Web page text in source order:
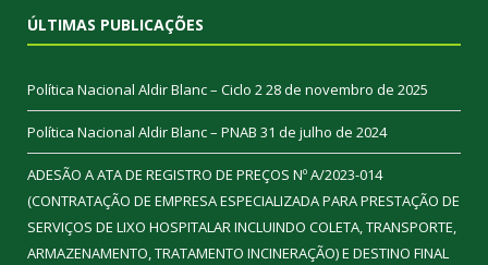
ÚLTIMAS PUBLICAÇÕES
Política Nacional Aldir Blanc – Ciclo 228 de novembro de 2025
Política Nacional Aldir Blanc – PNAB 31 de julho de 2024
ADESÃO A ATA DE REGISTRO DE PREÇOS Nº A/2023-014
(CONTRATAÇÃO DE EMPRESA ESPECIALIZADA PARA PRESTAÇÃO DE
SERVIÇOS DE LIXO HOSPITALAR INCLUINDO COLETA, TRANSPORTE,
ARMAZENAMENTO, TRATAMENTO INCINERAÇÃO) E DESTINO FINAL